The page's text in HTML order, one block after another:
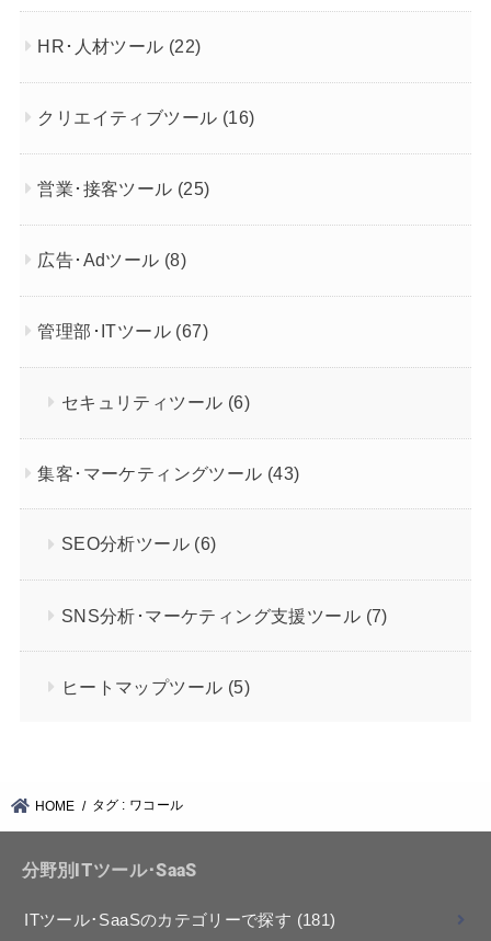
HR･人材ツール (22)
クリエイティブツール (16)
営業･接客ツール (25)
広告･Adツール (8)
管理部･ITツール (67)
セキュリティツール (6)
集客･マーケティングツール (43)
SEO分析ツール (6)
SNS分析･マーケティング支援ツール (7)
ヒートマップツール (5)
HOME タグ : ワコール
分野別ITツール･SaaS
ITツール･SaaSのカテゴリーで探す (181)